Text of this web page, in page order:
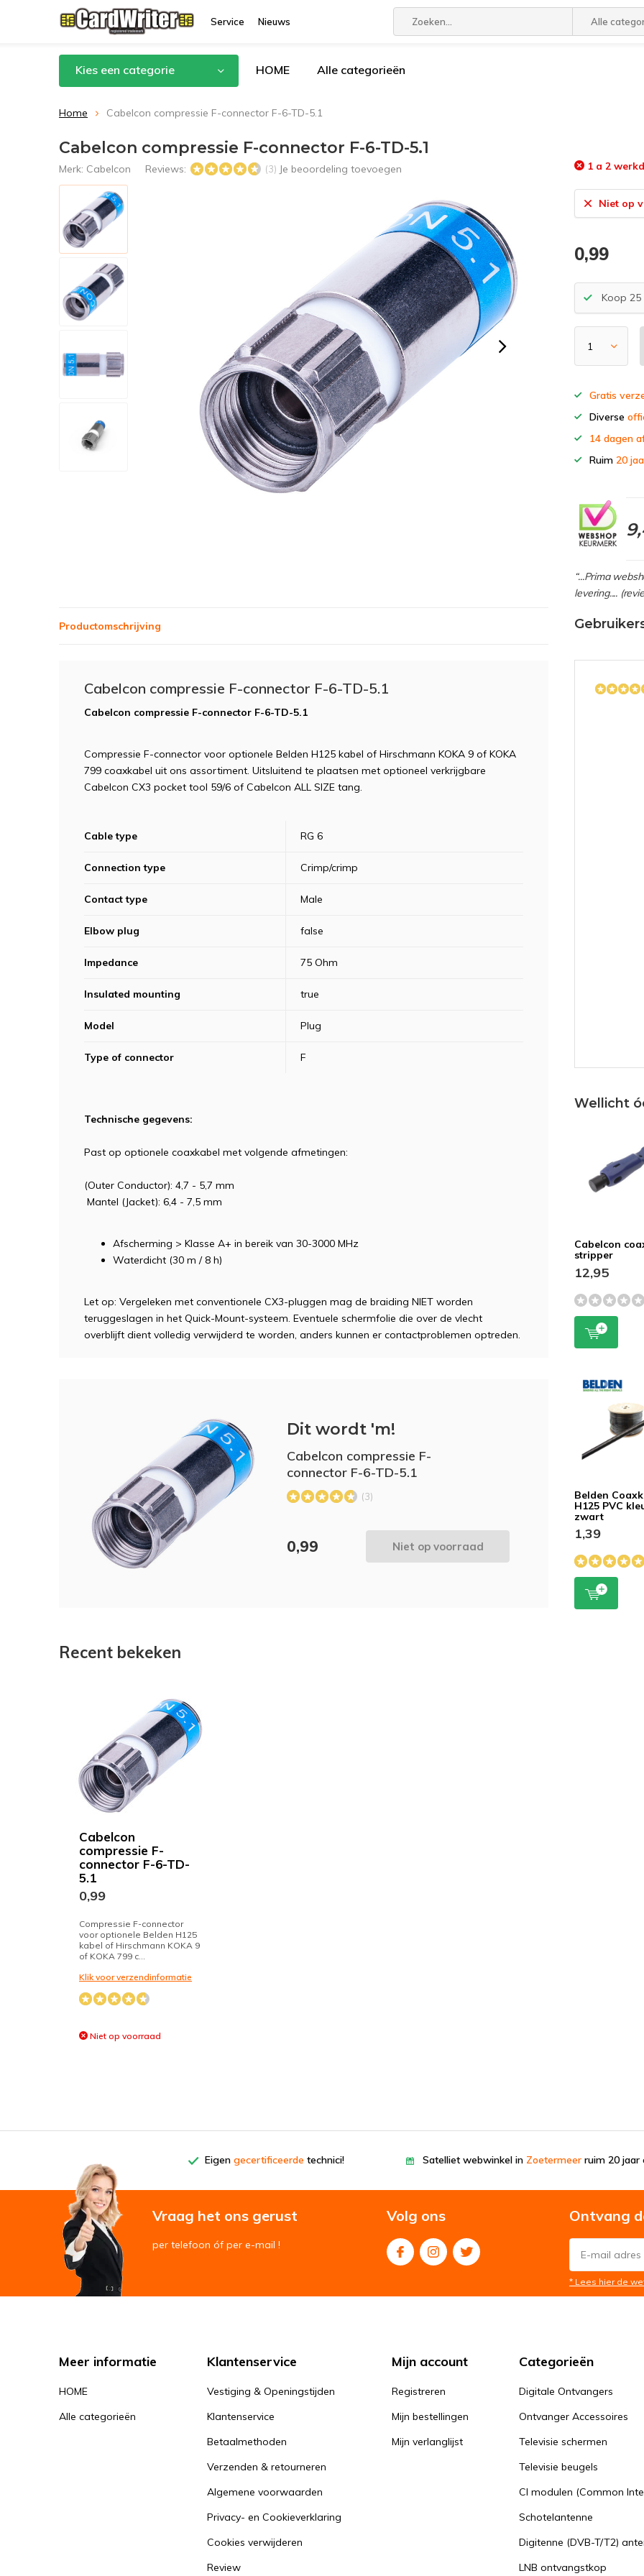
Service Nieuws Alle
Kies een categorie HOME Alle categorieën
Home Cabelcon compressie F-connector F-6-TD-5.1
Cabelcon compressie F-connector F-6-TD-5.1
Merk: Cabelcon Reviews: (3) Je beoordeling toevoegen 1 a 2
Niet op
0,99
Koop
Gratis
Diverse
14 dagen
Ruim20
“...Prima
levering....
Productomschrijving
Cabelcon compressie F-connector F-6-TD-5.1
Cabelcon compressie F-connector F-6-TD-5.1
Compressie F-connector voor optionele Belden H125 kabel of Hirschmann KOKA 9 of KOKA
799 coaxkabel uit ons assortiment. Uitsluitend te plaatsen met optioneel verkrijgbare
Cabelcon CX3 pocket tool 59/6 of Cabelcon ALL SIZE tang.
Cable type RG 6
Connection type Crimp/crimp
Contact type Male
Elbow plug false
Impedance 75 Ohm
Insulated mounting true
Model Plug
Type of connector F
Technische gegevens:
Past op optionele coaxkabel met volgende afmetingen:
(Outer Conductor): 4,7 - 5,7 mm
Mantel (Jacket): 6,4 - 7,5 mm
Afscherming > Klasse A+ in bereik van 30-3000 MHz
Waterdicht (30 m / 8 h)
Let op: Vergeleken met conventionele CX3-pluggen mag de braiding NIET worden
teruggeslagen in het Quick-Mount-systeem. Eventuele schermfolie die over de vlecht
overblijft dient volledig verwijderd te worden, anders kunnen er contactproblemen optreden.
Dit wordt 'm!
Cabelcon compressie F-
connector F-6-TD-5.1
(3)
0,99 Niet op voorraad
JG
Wellicht
Cabelcon
stripper
12,95
Belden
H125 PVC
zwart
1,39
Recent bekeken
Cabelcon
compressie F-
connector F-6-TD-
5.1
0,99
Compressie F-connector
voor optionele Belden H125
kabel of Hirschmann KOKA 9
of KOKA 799 c...
Klik voor verzendinformatie
Niet op voorraad
Eigen gecertificeerde technici! Satelliet webwinkel in Zoetermeer ruim 20 jaar
Vraag het ons gerust
per telefoon óf per e-mail !
Volg ons Ontvang
* Lees hier de
Meer informatie
HOME
Alle categorieën
Klantenservice
Vestiging & Openingstijden
Klantenservice
Betaalmethoden
Verzenden & retourneren
Algemene voorwaarden
Privacy- en Cookieverklaring
Cookies verwijderen
Review
Mijn account
Registreren
Mijn bestellingen
Mijn verlanglijst
Categorieën
Digitale Ontvangers
Ontvanger Accessoires
Televisie schermen
Televisie beugels
CI modulen (Common
Schotelantenne
Digitenne (DVB-T/T2)
LNB ontvangstkop